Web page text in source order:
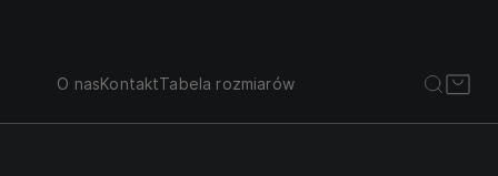
O nasKontaktTabela rozmiarów